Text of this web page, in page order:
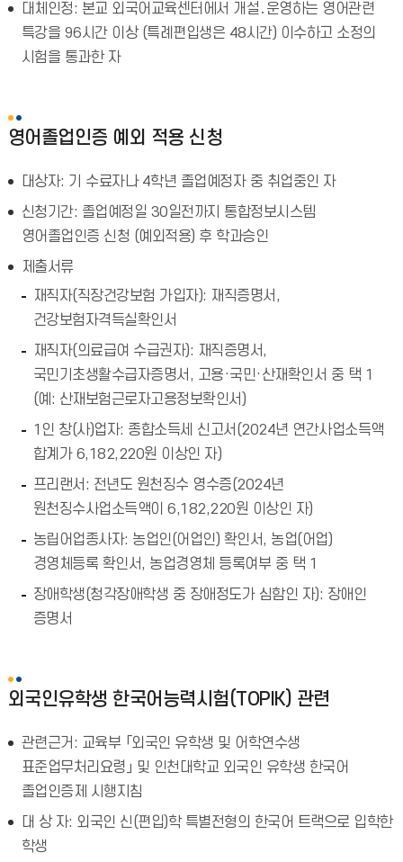
대체인정: 본교 외국어교육센터에서 개설․운영하는 영어관련
특강을 96시간 이상 (특례편입생은 48시간) 이수하고 소정의
시험을 통과한 자
영어졸업인증 예외 적용 신청
대상자: 기 수료자나 4학년 졸업예정자 중 취업중인 자
신청기간: 졸업예정일 30일전까지 통합정보시스템
영어졸업인증 신청 (예외적용) 후 학과승인
제출서류
재직자(직장건강보험 가입자): 재직증명서,
건강보험자격득실확인서
재직자(의료급여 수급권자): 재직증명서,
국민기초생활수급자증명서, 고용·국민·산재확인서 중 택 1
(예: 산재보험근로자고용정보확인서)
1인 창(사)업자: 종합소득세 신고서(2024년 연간사업소득액
합계가 6,182,220원 이상인 자)
프리랜서: 전년도 원천징수 영수증(2024년
원천징수사업소득액이 6,182,220원 이상인 자)
농립어업종사자: 농업인(어업인) 확인서, 농업(어업)
경영체등록 확인서, 농업경영체 등록여부 중 택 1
장애학생(청각장애학생 중 장애정도가 심함인 자): 장애인
증명서
외국인유학생 한국어능력시험(TOPIK) 관련
관련근거: 교육부 「외국인 유학생 및 어학연수생
표준업무처리요령」 및 인천대학교 외국인 유학생 한국어
졸업인증제 시행지침
대 상 자: 외국인 신(편입)학 특별전형의 한국어 트랙으로 입학한
학생